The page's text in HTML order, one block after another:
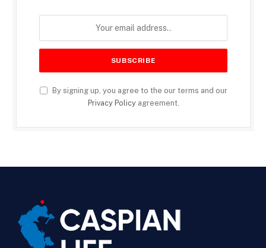
By signing up, you agree to the our terms and our
Privacy Policyagreement.